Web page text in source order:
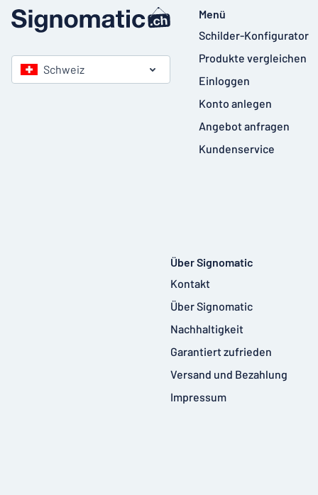
Schweiz
Menü
Schilder-Konfigurator
Produkte vergleichen
Einloggen
Konto anlegen
Angebot anfragen
Kundenservice
Über Signomatic
Kontakt
Über Signomatic
Nachhaltigkeit
Garantiert zufrieden
Versand und Bezahlung
Impressum